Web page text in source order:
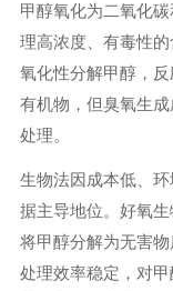
甲醇氧化为二氧化
理高浓度、有毒性
氧化性分解甲醇，
有机物，但臭氧生
处理。
生物法因成本低、
据主导地位。好氧
将甲醇分解为无害
处理效率稳定，对